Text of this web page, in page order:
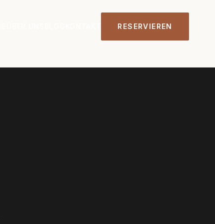
RESERVIEREN